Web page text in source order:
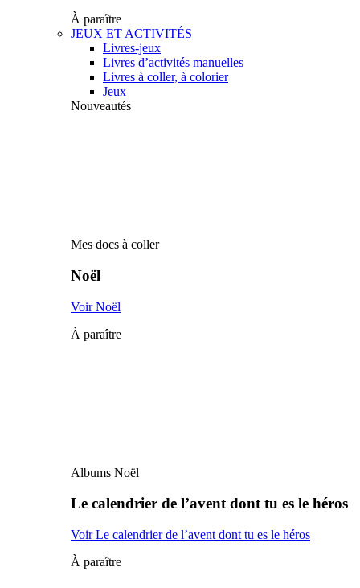
À paraître
JEUX ET ACTIVITÉS
Livres-jeux
Livres d’activités manuelles
Livres à coller, à colorier
Jeux
Nouveautés
Mes docs à coller
Noël
Voir Noël
À paraître
Albums Noël
Le calendrier de l’avent dont tu es le héros
Voir Le calendrier de l’avent dont tu es le héros
À paraître